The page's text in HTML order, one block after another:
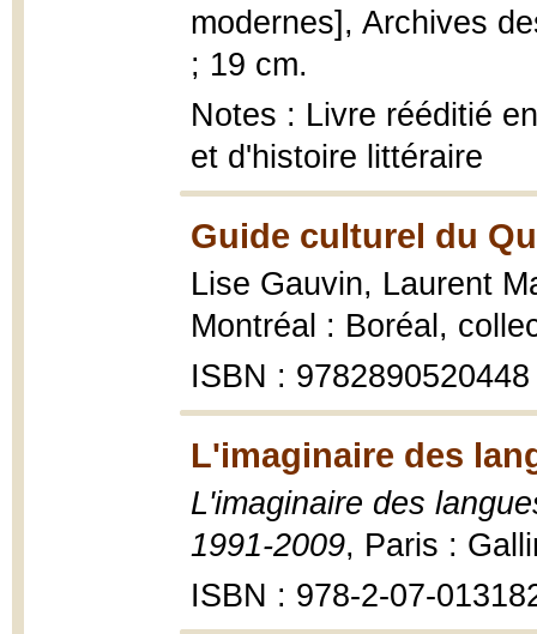
modernes], Archives
; 19 cm.
Notes : Livre rééditié
et d'histoire littéraire
Guide culturel du
Lise Gauvin, Laurent
Montréal : Boréal,
ISBN : 9782890520448
L'imaginaire des
L'imaginaire des
1991-2009, Paris :
ISBN : 978-2-07-